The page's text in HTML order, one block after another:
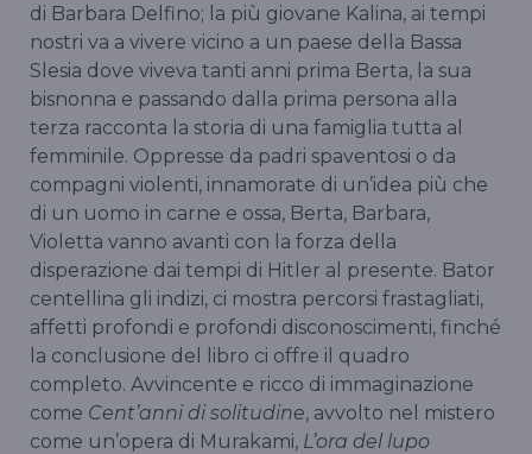
di Barbara Delfino; la più giovane Kalina, ai tempi
nostri va a vivere vicino a un paese della Bassa
Slesia dove viveva tanti anni prima Berta, la sua
bisnonna e passando dalla prima persona alla
terza racconta la storia di una famiglia tutta al
femminile. Oppresse da padri spaventosi o da
compagni violenti, innamorate di un’idea più che
di un uomo in carne e ossa, Berta, Barbara,
Violetta vanno avanti con la forza della
disperazione dai tempi di Hitler al presente. Bator
centellina gli indizi, ci mostra percorsi frastagliati,
affetti profondi e profondi disconoscimenti, finché
la conclusione del libro ci offre il quadro
completo. Avvincente e ricco di immaginazione
come Cent’anni di solitudine, avvolto nel mistero
come un’opera di Murakami, L’ora del lupo